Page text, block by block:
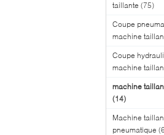
taillante (75)
Coupe
machine
Coupe
machine
machine
(14)
Machine
pneumatique